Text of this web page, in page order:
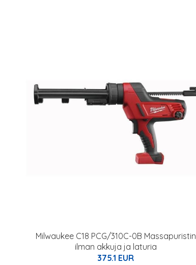
Milwaukee C18 PCG/310C-0B Massapuristin
ilman akkuja ja laturia
375.1 EUR